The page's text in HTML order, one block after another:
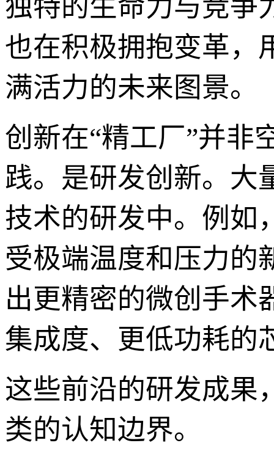
独特的生命力与竞争
也在积极拥抱变革，
满活力的未来图景。
创新在“精工厂”并非
践。是研发创新。大
技术的研发中。例如
受极端温度和压力的
出更精密的微创手术
集成度、更低功耗的
这些前沿的研发成果
类的认知边界。